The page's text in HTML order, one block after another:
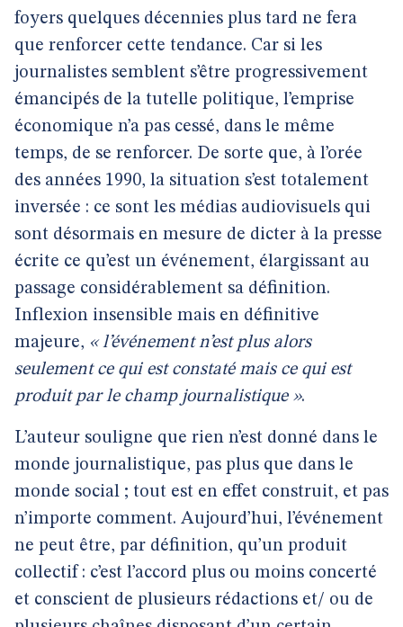
foyers quelques décennies plus tard ne fera
que renforcer cette tendance. Car si les
journalistes semblent s’être progressivement
émancipés de la tutelle politique, l’emprise
économique n’a pas cessé, dans le même
temps, de se renforcer. De sorte que, à l’orée
des années 1990, la situation s’est totalement
inversée : ce sont les médias audiovisuels qui
sont désormais en mesure de dicter à la presse
écrite ce qu’est un événement, élargissant au
passage considérablement sa définition.
Inflexion insensible mais en définitive
majeure, « l’événement n’est plus alors
seulement ce qui est constaté mais ce qui est
produit par le champ journalistique ».
L’auteur souligne que rien n’est donné dans le
monde journalistique, pas plus que dans le
monde social ; tout est en effet construit, et pas
n’importe comment. Aujourd’hui, l’événement
ne peut être, par définition, qu’un produit
collectif : c’est l’accord plus ou moins concerté
et conscient de plusieurs rédactions et/ ou de